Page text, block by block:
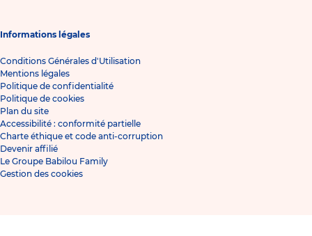
Informations légales
Conditions Générales d'Utilisation
Mentions légales
Politique de confidentialité
Politique de cookies
Plan du site
Accessibilité : conformité partielle
Charte éthique et code anti-corruption
Devenir affilié
Le Groupe Babilou Family
Gestion des cookies